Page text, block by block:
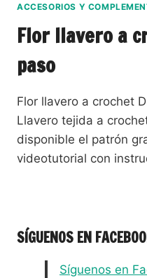
ACCESORIOS Y
Flor llavero a
paso
Flor llavero a crochet
Llavero tejida a
disponible el patrón
videotutorial con
SÍGUENOS EN
Síguenos en